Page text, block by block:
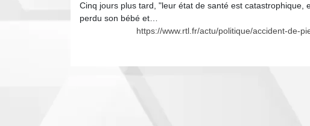
Cinq jours plus tard, "leur état de santé est
perdu son bébé et…
https://www.rtl.fr/actu/politique/accident-de-